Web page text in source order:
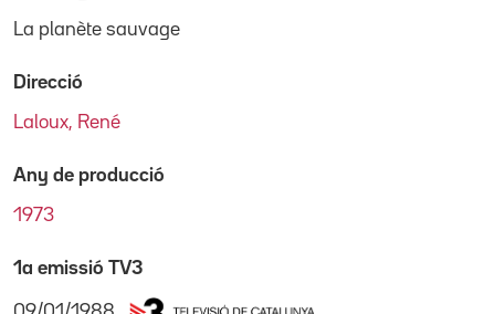
La planète sauvage
Direcció
Laloux, René
Any de producció
1973
1a emissió TV3